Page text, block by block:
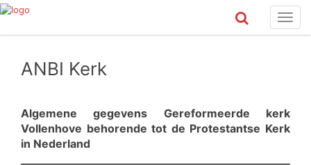
ANBI Kerk
Algemene gegevens Gereformeerde kerk
Vollenhove behorende tot de Protestantse Kerk
in Nederland